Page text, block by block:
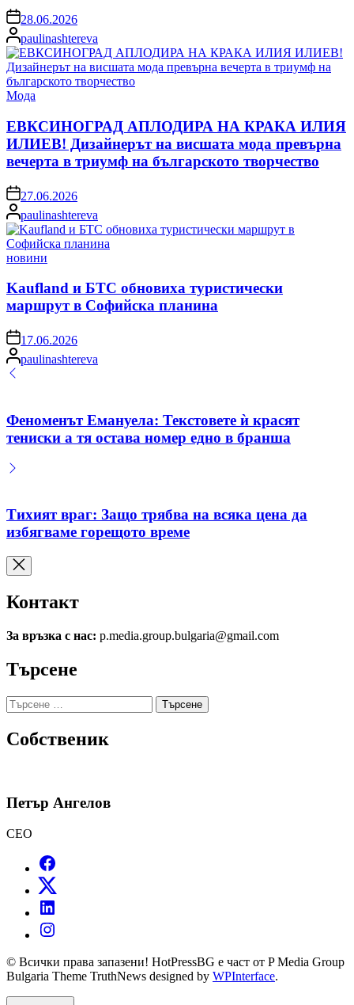
on 28.06.2026
Posted
by
paulinashtereva
Posted
Мода
ЕВКСИНОГРАД АПЛОДИРА НА КРАКА ИЛИЯ
ИЛИЕВ! Дизайнерът на висшата мода превърна
вечерта в триумф на българското творчество
on 27.06.2026
Posted
by
paulinashtereva
Posted
новини
Kaufland и БТС обновиха туристически
маршрут в Софийска планина
on 17.06.2026
Posted
by
paulinashtereva
Феноменът Емануела: Текстовете ѝ красят
тениски а тя остава номер едно в бранша
Тихият враг: Защо трябва на всяка цена да
избягваме горещото време
Контакт
За връзка с нас: p.media.group.bulgaria@gmail.com
Търсене
Търсене
за:
Собственик
Петър Ангелов
CEO
© Всички права запазени! HotPressBG е част от P Media Group
Bulgaria Theme TruthNews designed by WPInterface.